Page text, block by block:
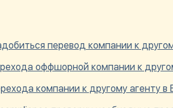
перевод компании к
оффшорной компании к
компании к другому агенту в